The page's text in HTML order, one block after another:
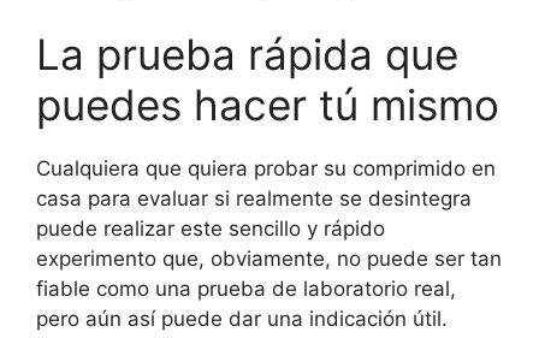
La prueba rápida que
puedes hacer tú mismo
Cualquiera que quiera probar su comprimido en
casa para evaluar si realmente se desintegra
puede realizar este sencillo y rápido
experimento que, obviamente, no puede ser tan
fiable como una prueba de laboratorio real,
pero aún así puede dar una indicación útil.